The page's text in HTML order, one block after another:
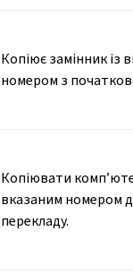
Копіює замінник із
номером з
Копіювати
вказаним номером
перекладу.